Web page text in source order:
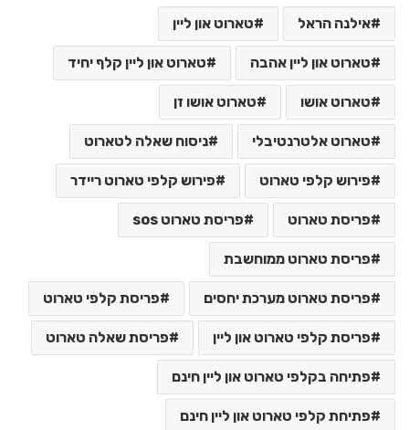
אילנה הראל טארוט און ליין
טארוט און ליין אהבה טארוט און ליין קלף יחיד
טארוט אושו טארוט אושו זן
טארוט אלטרנטיבלי ניסוח שאלה לטארוט
פירוש קלפי טארוט פירוש קלפי טארוט ריידר
פריסת טארוט פריסת טארוט sos
פריסת טארוט ממוחשבת
פריסת טארוט מערכת יחסים פריסת קלפי טארוט
פריסת קלפי טארוט און ליין פריסת שאלה טארוט
פתיחה בקלפי טארוט און ליין חינם
פתיחת קלפי טארוט און ליין חינם